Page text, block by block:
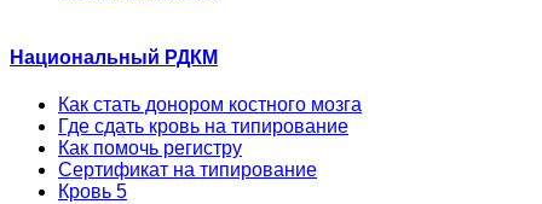
Национальный РДКМ
Как стать донором костного мозга
Где сдать кровь на типирование
Как помочь регистру
Сертификат на типирование
Кровь 5